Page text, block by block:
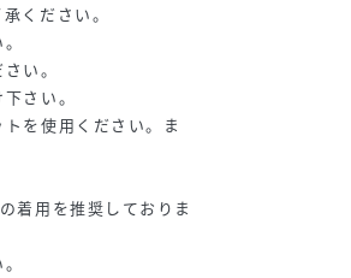
ください。
い。
さい。
を使用ください。ま
着用を推奨しておりま